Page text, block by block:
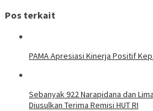
Pos terkait
PAMA Apresiasi Kinerja Positif
Sebanyak 922 Narapidana dan
Diusulkan Terima Remisi HUT RI